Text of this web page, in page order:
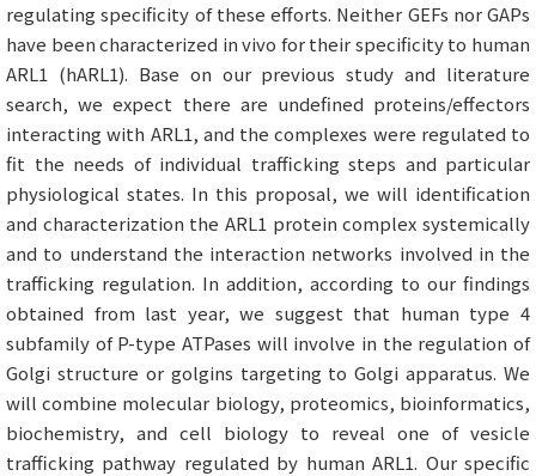
regulating specificity of these efforts. Neither GEFs nor GAPs
have been characterized in vivo for their specificity to human
ARL1 (hARL1). Base on our previous study and literature
search, we expect there are undefined proteins/effectors
interacting with ARL1, and the complexes were regulated to
fit the needs of individual trafficking steps and particular
physiological states. In this proposal, we will identification
and characterization the ARL1 protein complex systemically
and to understand the interaction networks involved in the
trafficking regulation. In addition, according to our findings
obtained from last year, we suggest that human type 4
subfamily of P-type ATPases will involve in the regulation of
Golgi structure or golgins targeting to Golgi apparatus. We
will combine molecular biology, proteomics, bioinformatics,
biochemistry, and cell biology to reveal one of vesicle
trafficking pathway regulated by human ARL1. Our specific